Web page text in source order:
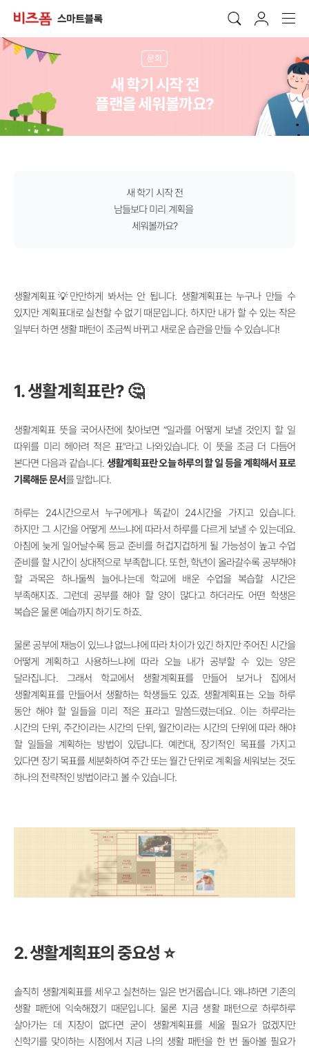
문화
새 학기 시작 전
플랜을 세워볼까요?
새 학기 시작 전
남들보다 미리 계획을
세워볼까요?
생활계획표💡만만하게 봐서는 안 됩니다. 생활계획표는 누구나 만들 수
있지만 계획표대로 실천할 수 없기 때문입니다. 하지만 내가 할 수 있는 작은
일부터 하면 생활 패턴이 조금씩 바뀌고새로운 습관을 만들 수 있습니다!
1. 생활계획표란? 🤔
생활계획표 뜻을 국어사전에 찾아보면 “일과를 어떻게 보낼 것인지 할 일
따위를 미리 헤아려 적은 표”라고 나와있습니다. 이 뜻을 조금 더 다듬어
본다면 다음과 같습니다.생활계획표란 오늘 하루의 할 일 등을 계획해서 표로
기록해둔 문서를 말합니다.
하루는 24시간으로서 누구에게나 똑같이 24시간을 가지고 있습니다.
하지만 그 시간을 어떻게 쓰느냐에 따라서 하루를 다르게 보낼 수 있는데요.
아침에 늦게 일어날수록 등교 준비를 허겁지겁하게 될 가능성이 높고 수업
준비를 할 시간이 상대적으로 부족합니다. 또한, 학년이 올라갈수록 공부해야
할 과목은 하나둘씩 늘어나는데 학교에 배운 수업을 복습할 시간은
부족해지죠. 그런데 공부를 해야 할 양이 많다고 하더라도 어떤 학생은
복습은 물론 예습까지 하기도 하죠.
물론 공부에 재능이 있느냐 없느냐에 따라 차이가 있긴 하지만 주어진 시간을
어떻게 계획하고 사용하느냐에 따라 오늘 내가 공부할 수 있는 양은
달라집니다. 그래서 학교에서 생활계획표를 만들어 보거나 집에서
생활계획표를 만들어서 생활하는 학생들도 있죠. 생활계획표는 오늘 하루
동안 해야 할 일들을 미리 적은 표라고 말씀드렸는데요. 이는 하루라는
시간의 단위, 주간이라는 시간의 단위, 월간이라는 시간의 단위에 따라 해야
할 일들을 계획하는 방법이 있답니다. 예컨대, 장기적인 목표를 가지고
있다면 장기 목표를 세분화하여 주간 또는 월간 단위로 계획을 세워보는 것도
하나의 전략적인 방법이라고 볼 수 있습니다.
2. 생활계획표의 중요성 ⭐
솔직히 생활계획표를 세우고 실천하는 일은 번거롭습니다. 왜냐하면 기존의
생활 패턴에 익숙해졌기 때문입니다. 물론 지금 생활 패턴으로 하루하루
살아가는 데 지장이 없다면 굳이 생활계획표를 세울 필요가 없겠지만
신학기를 맞이하는 시점에서 지금 나의 생활 패턴을 한 번 돌아볼 필요가